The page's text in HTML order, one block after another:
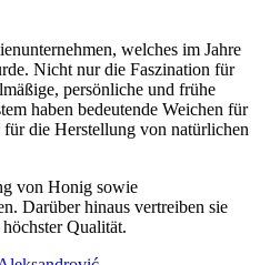
welches im Jahre
Nicht nur die Faszination für
persönliche und frühe
haben bedeutende Weichen für
die Herstellung von natürlichen
von Honig sowie
Darüber hinaus vertreiben sie
Qualität.